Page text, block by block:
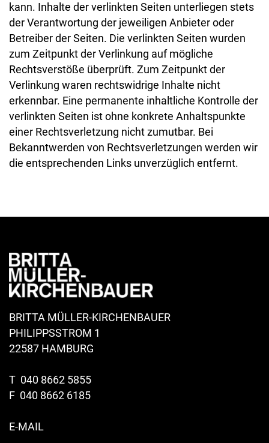
kann. Inhalte der verlinkten Seiten unterliegen stets
der Verantwortung der jeweiligen Anbieter oder
Betreiber der Seiten. Die verlinkten Seiten wurden
zum Zeitpunkt der Verlinkung auf mögliche
Rechtsverstöße überprüft. Zum Zeitpunkt der
Verlinkung waren rechtswidrige Inhalte nicht
erkennbar. Eine permanente inhaltliche Kontrolle der
verlinkten Seiten ist ohne konkrete Anhaltspunkte
einer Rechtsverletzung nicht zumutbar. Bei
Bekanntwerden von Rechtsverletzungen werden wir
die entsprechenden Links unverzüglich entfernt.
BRITTA MÜLLER-KIRCHENBAUER
PHILIPPSSTROM 1
22587 HAMBURG
T 040 8662 5855
F 040 8662 6185
E-MAIL